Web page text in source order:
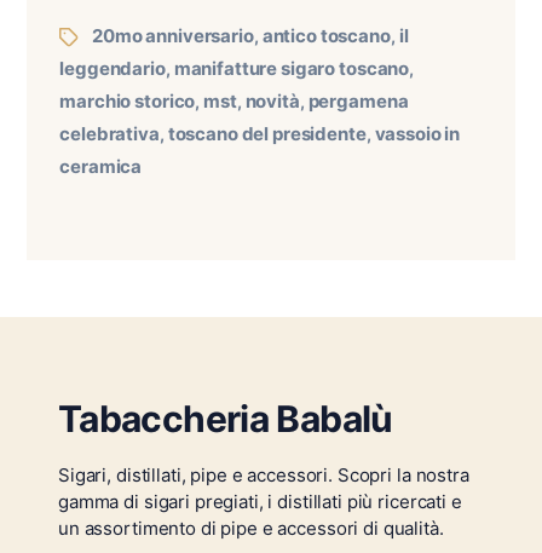
20mo anniversario, antico toscano, il
leggendario, manifatture sigaro toscano,
marchio storico, mst, novità, pergamena
celebrativa, toscano del presidente, vassoio in
ceramica
Tabaccheria Babalù
Sigari, distillati, pipe e accessori. Scopri la nostra
gamma di sigari pregiati, i distillati più ricercati e
un assortimento di pipe e accessori di qualità.